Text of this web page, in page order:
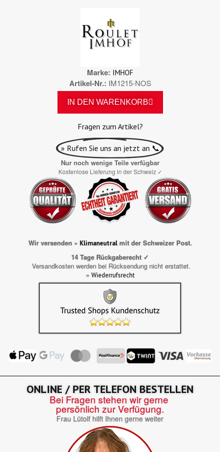
Marke IMHOF
Artikel-Nr. IM1215-NOS
IN DEN WARENKORB
Fragen zum Artikel?
» Rufen Sie uns an jetzt an 📞
Nur noch wenige Teile verfügbar
Kostenlose Lieferung in der Schweiz ✓
Wir versenden » Klimaneutralmit der Schweizer Post.
14 Tage Rückgaberecht ✓
Versandkosten werden bei Rücksendung nicht erstattet.
» Wiederrufsrecht
ONLINE / PER TELEFON BESTELLEN
Bei Fragen stehen wir gerne
persönlich zur Verfügung.
Frau Lütolf hilft Ihnen gerne weiter